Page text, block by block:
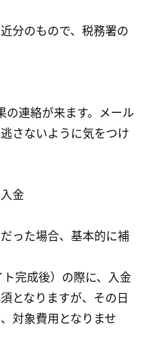
分のもので、税務署の
の連絡が来ます。メール
さないように気をつけ
金
った場合、基本的に補
完成後）の際に、入金
となりますが、その日
対象費用となりませ